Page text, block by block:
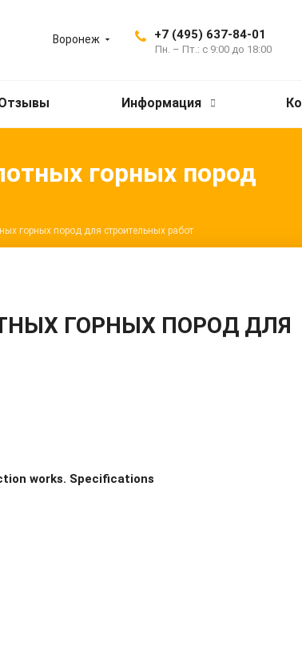
Воронеж +7 (495) 637-84-01
Пн. – Пт.: с 9:00 до 18:00
Информация
горных пород
горных пород для строительных работ
ГОРНЫХ ПОРОД ДЛЯ
works. Specifications